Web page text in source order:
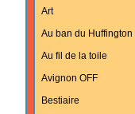
Art
Au ban du Huffington
Au fil de la toile
Avignon OFF
Bestiaire